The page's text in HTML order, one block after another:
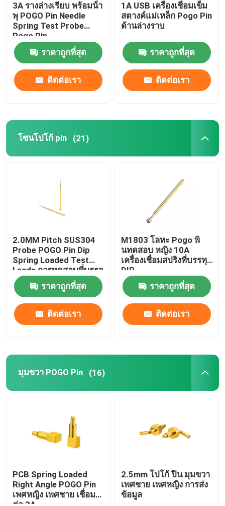
บ้าน
ควบคุมคุณภาพ
ข่าว
3A รางล่างเรียบ พร้อมน้ํา
พุ POGO Pin Needle
Spring Test Probe
Pogo Pin
ราคาถูกที่สุด
ติดต่อเรา
1A USB เครื่องเชื่อมเข็ม
สตางค์แม่เหล็ก Pogo Pin
ด้านล่างราบ
ราคาถูกที่สุด
ติดต่อเรา
โซนโปโก้ pin (21)
2.0MM Pitch SUS304
Probe POGO Pin Dip
Spring Loaded Test
Leads การทดสอบที่บรรจุ
ด้วยสปริง
ราคาถูกที่สุด
ติดต่อเรา
M1803 โลหะ Pogo พิ
นทดสอบ หญิง 10A
เครื่องเชื่อมสปริงที่บรรทุก
DIP
ราคาถูกที่สุด
ติดต่อเรา
มุมขวา POGO Pin (16)
PCB Spring Loaded
Right Angle POGO Pin
เพศหญิง เพศชาย เชื่อม
2.5mm โปโก้ ปิน มุมขวา
เพศชาย เพศหญิง การส่ง
ข้อมูล